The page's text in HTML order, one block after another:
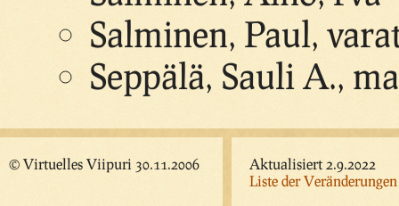
Salminen, Paul,
Seppälä, Sauli A.,
© Virtuelles Viipuri 30.11.2006
Aktualisiert 2.9.2022
Liste der Veränderungen